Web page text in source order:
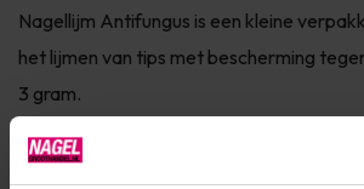
Nagellijm Antifungus is een kleine
het lijmen van tips met bescherming
3 gram.